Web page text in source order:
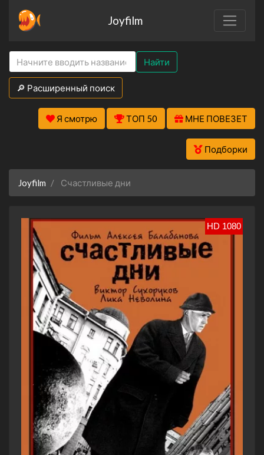
Joyfilm
Найти
🔎 Расширенный поиск
Я смотрю ТОП 50 МНЕ ПОВЕЗЕТ
Подборки
Joyfilm Счастливые дни
HD 1080